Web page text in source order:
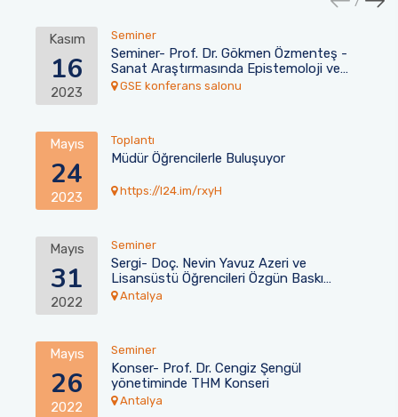
Kasım
16
2023
Seminer
Seminer- Prof. Dr. Gökmen Özmenteş -
Sanat Araştırmasında Epistemoloji ve
Refleksivite
GSE konferans salonu
Mayıs
24
2023
Toplantı
Müdür Öğrencilerle Buluşuyor
https://l24.im/rxyH
Mayıs
31
2022
Seminer
Sergi- Doç. Nevin Yavuz Azeri ve
Lisansüstü Öğrencileri Özgün Baskı
Resim Sergisi
Antalya
Mayıs
26
2022
Seminer
Konser- Prof. Dr. Cengiz Şengül
yönetiminde THM Konseri
Antalya